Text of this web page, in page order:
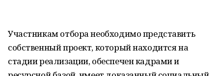
Участникам отбора необходимо представить
собственный проект, который находится на
стадии реализации, обеспечен кадрами и